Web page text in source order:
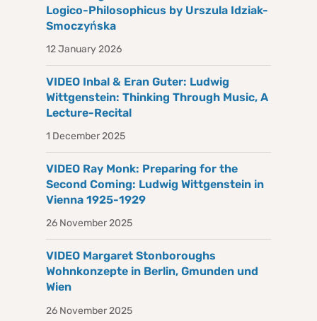
Logico-Philosophicus by Urszula Idziak-
Smoczyńska
12 January 2026
VIDEO Inbal & Eran Guter: Ludwig
Wittgenstein: Thinking Through Music, A
Lecture-Recital
1 December 2025
VIDEO Ray Monk: Preparing for the
Second Coming: Ludwig Wittgenstein in
Vienna 1925-1929
26 November 2025
VIDEO Margaret Stonboroughs
Wohnkonzepte in Berlin, Gmunden und
Wien
26 November 2025